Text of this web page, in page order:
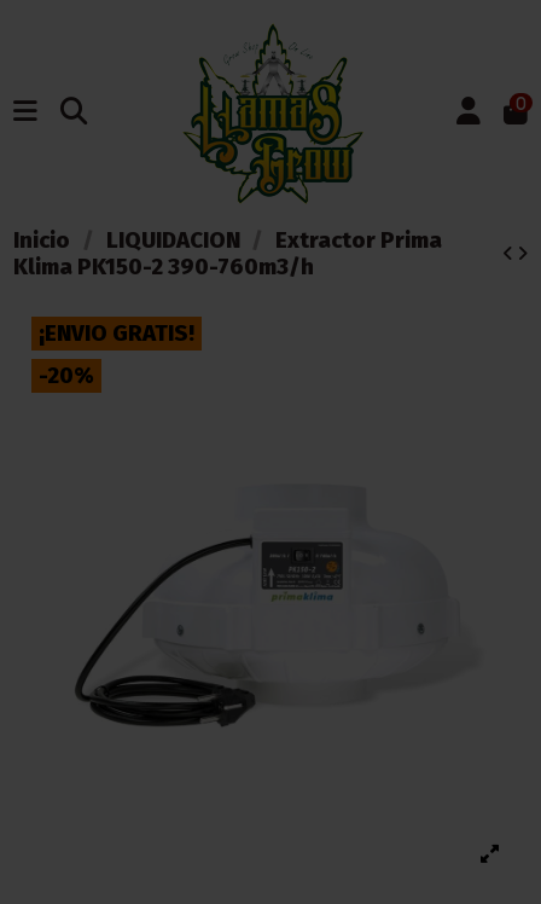
0
Inicio LIQUIDACION
Extractor Prima
Klima PK150-2 390-760m3/h
¡ENVIO GRATIS!
-20%